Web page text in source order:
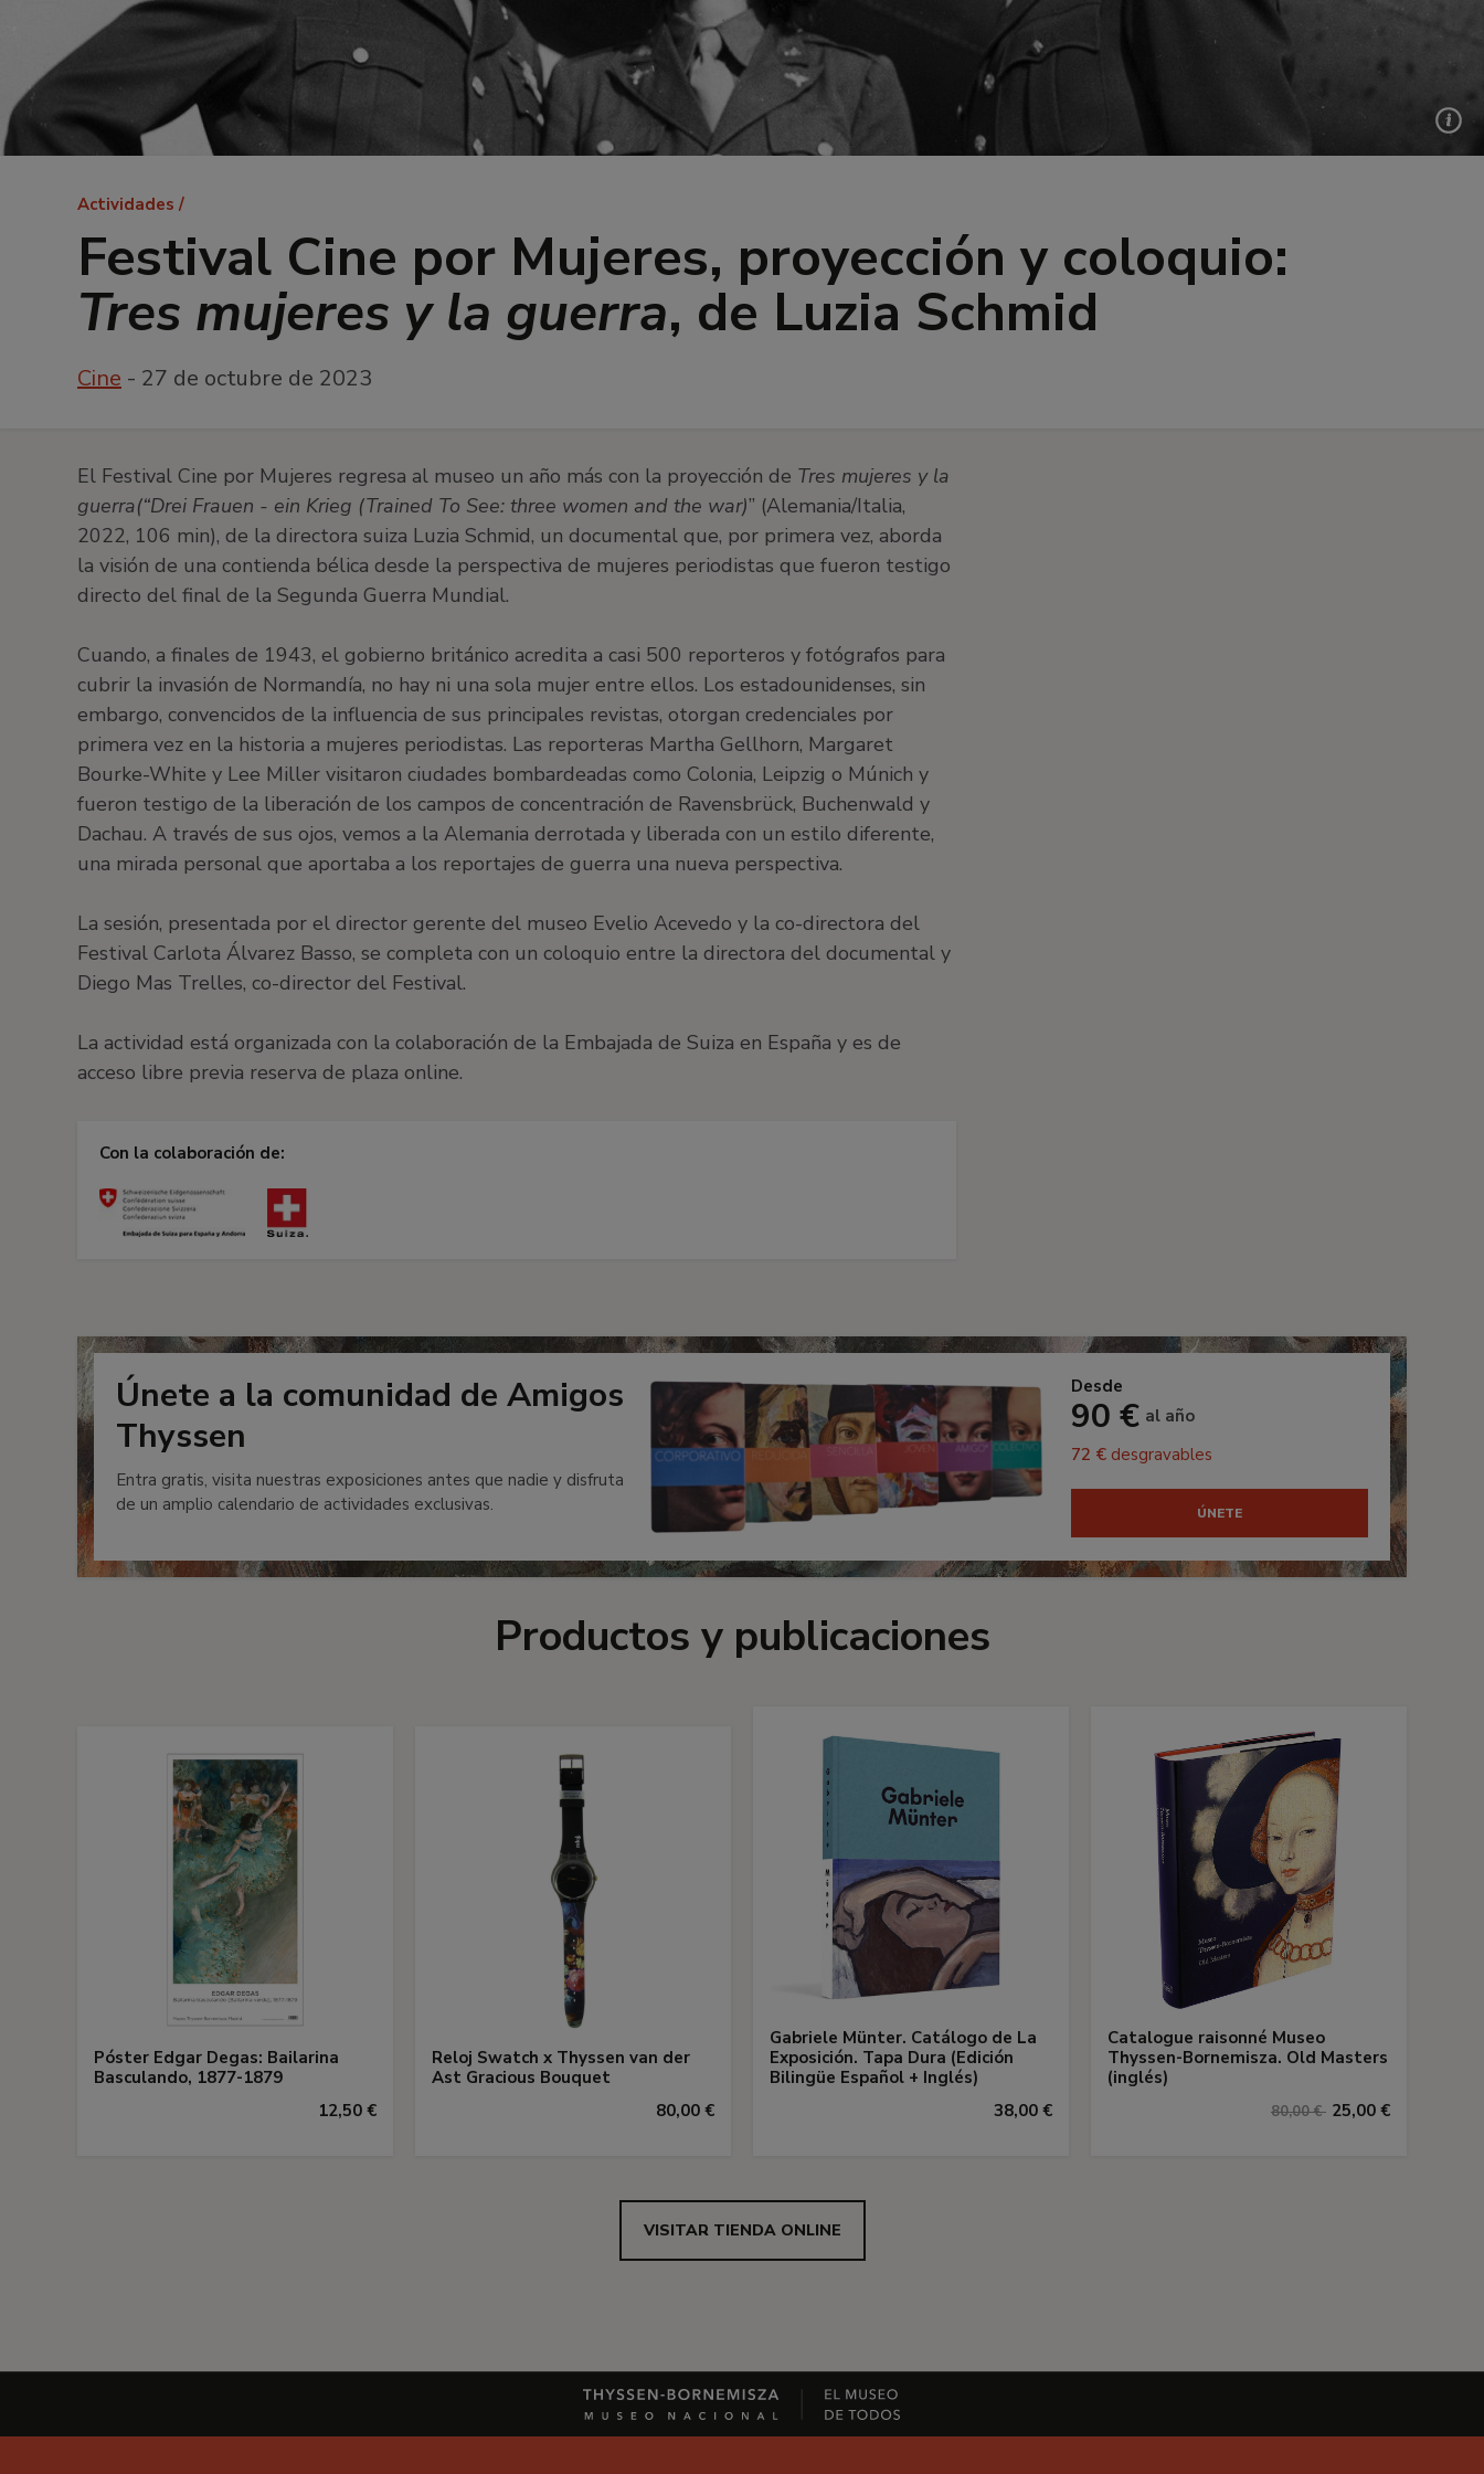
Ruta
de
navegación
Actividades
Festival Cine por Mujeres, proyección y coloquio:
Tres mujeres y la guerra, de Luzia Schmid
Cine - 27 de octubre de 2023
El Festival Cine por Mujeres regresa al museo un año más con la proyección de Tres mujeres y la
guerra(“Drei Frauen - ein Krieg (Trained To See: three women and the war)” (Alemania/Italia,
2022, 106 min), de la directora suiza Luzia Schmid, un documental que, por primera vez, aborda
la visión de una contienda bélica desde la perspectiva de mujeres periodistas que fueron testigo
directo del final de la Segunda Guerra Mundial.
Cuando, a finales de 1943, el gobierno británico acredita a casi 500 reporteros y fotógrafos para
cubrir la invasión de Normandía, no hay ni una sola mujer entre ellos. Los estadounidenses, sin
embargo, convencidos de la influencia de sus principales revistas, otorgan credenciales por
primera vez en la historia a mujeres periodistas. Las reporteras Martha Gellhorn, Margaret
Bourke-White y Lee Miller visitaron ciudades bombardeadas como Colonia, Leipzig o Múnich y
fueron testigo de la liberación de los campos de concentración de Ravensbrück, Buchenwald y
Dachau. A través de sus ojos, vemos a la Alemania derrotada y liberada con un estilo diferente,
una mirada personal que aportaba a los reportajes de guerra una nueva perspectiva.
La sesión, presentada por el director gerente del museo Evelio Acevedo y la co-directora del
Festival Carlota Álvarez Basso, se completa con un coloquio entre la directora del documental y
Diego Mas Trelles, co-director del Festival.
La actividad está organizada con la colaboración de la Embajada de Suiza en España y es de
acceso libre previa reserva de plaza online.
Con la colaboración de:
Únete a la comunidad de Amigos
Thyssen
Entra gratis, visita nuestras exposiciones antes que nadie y disfruta
de un amplio calendario de actividades exclusivas.
Desde
90 € al año
72 € desgravables
ÚNETE
Productos y publicaciones
Póster Edgar Degas: Bailarina
Basculando, 1877-1879
12,50 €
Reloj Swatch x Thyssen van der
Ast Gracious Bouquet
80,00 €
Gabriele Münter. Catálogo de La
Exposición. Tapa Dura (Edición
Bilingüe Español + Inglés)
38,00 €
Catalogue raisonné Museo
Thyssen-Bornemisza. Old Masters
(inglés)
80,00 € 25,00 €
VISITAR TIENDA ONLINE